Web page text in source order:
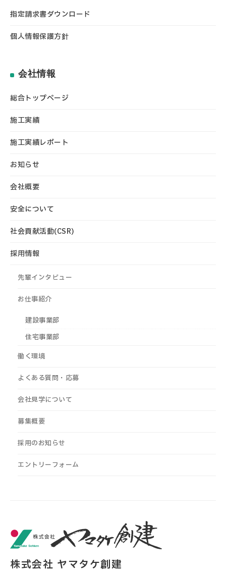
株式会社 ヤマタケ創建
指定請求書ダウンロード
個人情報保護方針
会社情報
総合トップページ
施工実績
施工実績レポート
お知らせ
会社概要
安全について
社会貢献活動(CSR)
採用情報
先輩インタビュー
お仕事紹介
建設事業部
住宅事業部
働く環境
よくある質問・応募
会社見学について
募集概要
採用のお知らせ
エントリーフォーム